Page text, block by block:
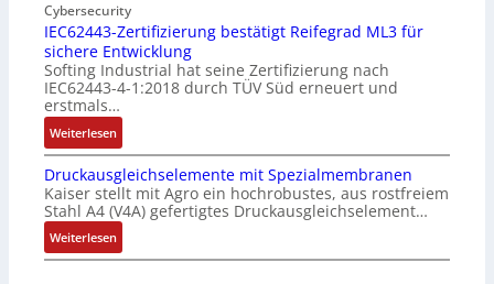
n
d
u
s
t
r
i
e
-
P
C
l
ä
b
i
l
f
u
n
k
m
o
d
u
l
e
Cybersecurity
IEC62443-Zertifizierung bestätigt Reifegrad ML3 für
sichere Entwicklung
Softing Industrial hat seine Zertifizierung nach
IEC62443-4-1:2018 durch TÜV Süd erneuert und
erstmals…
Weiterlesen:
I
E
6
2
4
Druckausgleichselemente mit Spezialmembranen
Kaiser stellt mit Agro ein hochrobustes, aus rostfreiem
Stahl A4 (V4A) gefertigtes Druckausgleichselement…
Weiterlesen:
D